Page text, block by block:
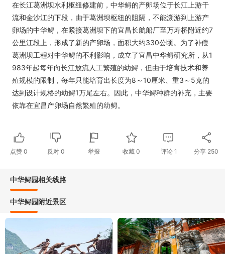
在长江葛洲坝水利枢纽修建前，中华鲟的产卵场位于长江上游干
流和金沙江的下段，由于葛洲坝枢纽的阻隔，不能溯游到上游产
卵场的中华鲟，在紧接葛洲坝下的宜昌长航船厂至万寿桥附近约7
公里江段上，形成了新的产卵场，面积大约330公顷。为了补偿
葛洲坝工程对中华鲟的不利影响，成立了宜昌中华鲟研究所，从1
983年起每年向长江放流人工繁殖的幼鲟，但由于培育技术和养
殖规模的限制，每年只能培育出长度为8～10厘米、重3～5克的
达到设计规格的幼鲟1万尾左右。因此，中华鲟种群的补充，主要
依靠在宜昌产卵场自然繁殖的幼鲟。
点赞 0 反对0 举报 收藏 0 评论 1 分享 250
中华鲟园相关线路
中华鲟园附近景区